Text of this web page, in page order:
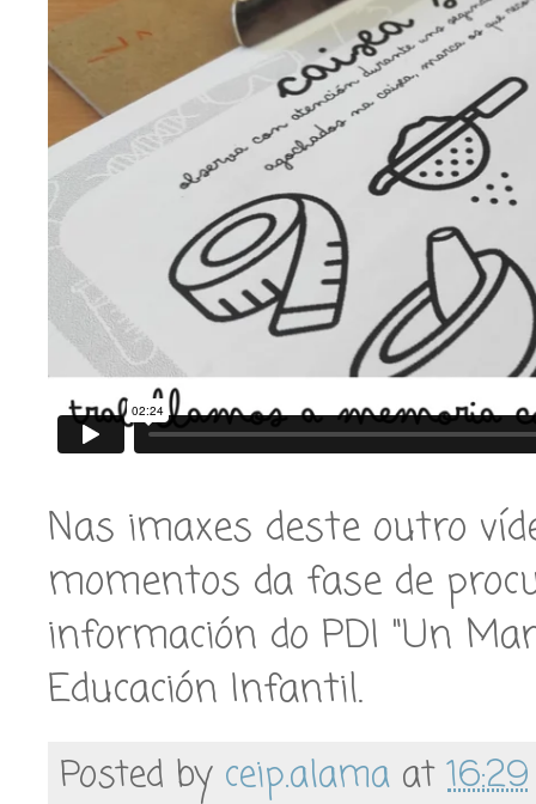
Nas imaxes deste outro
momentos da fase de
información do PDI "Un
Educación Infantil.
Posted by ceip.alama at16:29